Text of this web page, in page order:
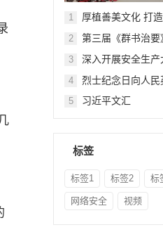
鹏
1
厚植善美文化 打
举行六个慈善文
2
第三届《群书治
在北京顺利举行
3
深入开展安全生产
检查
4 烈士纪念日向人
5 习近平文汇
标签
标签1 标签2 标
网络安全 视频